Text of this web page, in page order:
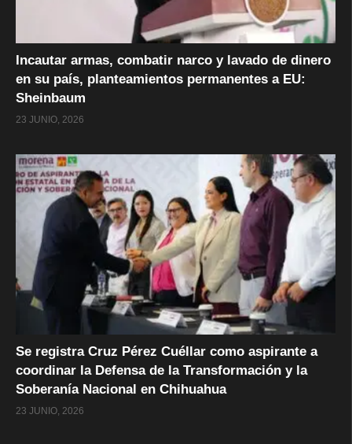
Incautar armas, combatir narco y lavado de dinero
en su país, planteamientos permanentes a EU:
Sheinbaum
23 JUNIO, 2026
Se registra Cruz Pérez Cuéllar como aspirante a
coordinar la Defensa de la Transformación y la
Soberanía Nacional en Chihuahua
23 JUNIO, 2026